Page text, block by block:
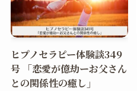
ヒプノセラピー体験談349
号 「恋愛が億劫ーお父さん
との関係性の癒し」